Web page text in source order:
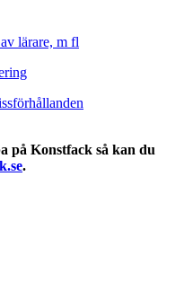
lärare, m fl
på Konstfack så kan du
.